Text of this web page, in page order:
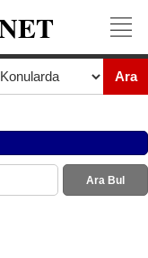
Ara
Ara Bul